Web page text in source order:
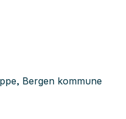
Bergen kommune